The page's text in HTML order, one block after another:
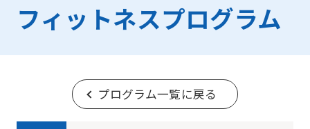
フィットネスプログラム
プログラム一覧に戻る